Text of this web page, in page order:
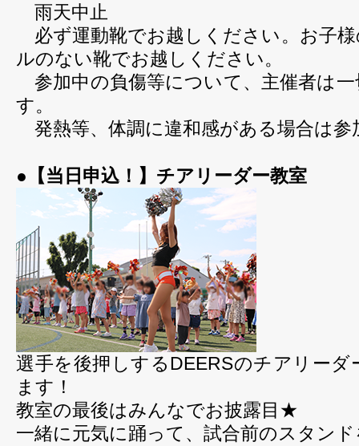
雨天中止
必ず運動靴でお越しください。お子
ルのない靴でお越しください。
参加中の負傷等について、主催者は
す。
発熱等、体調に違和感がある場合は参
●【当日申込！】チアリーダー教室
選手を後押しするDEERSのチアリー
ます！
教室の最後はみんなでお披露目★
一緒に元気に踊って、試合前のスタン